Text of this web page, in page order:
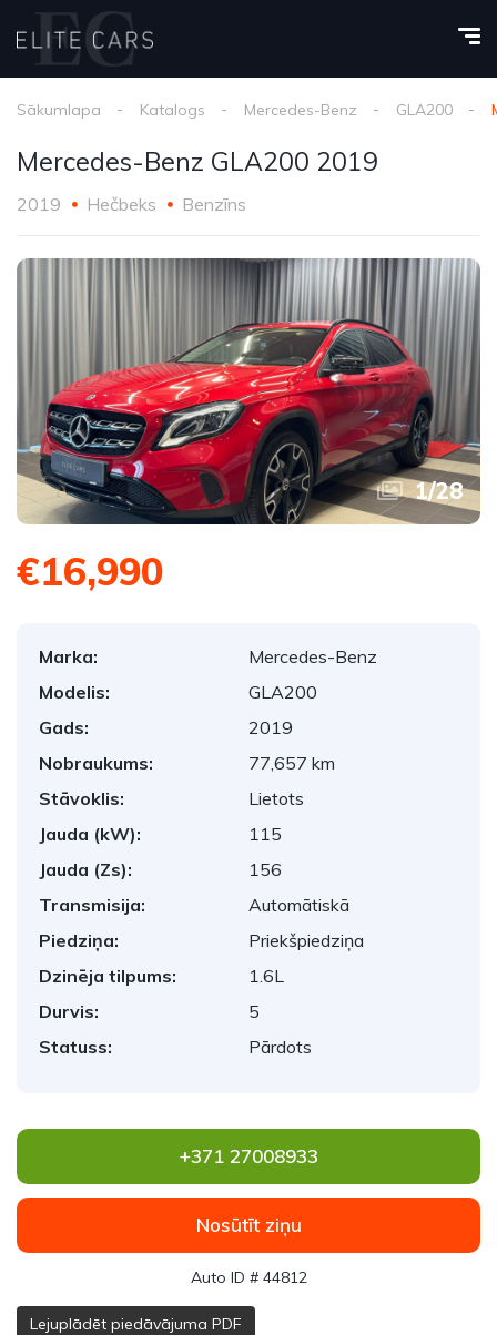
Sākumlapa Katalogs Mercedes-Benz GLA200
Mercedes-Benz GLA200 2019
2019 Hečbeks Benzīns
1/28
€16,990
Marka:
Mercedes-Benz
Modelis:
GLA200
Gads:
2019
Nobraukums:
77,657 km
Stāvoklis:
Lietots
Jauda (kW):
115
Jauda (Zs):
156
Transmisija:
Automātiskā
Piedziņa:
Priekšpiedziņa
Dzinēja tilpums:
1.6L
Durvis:
5
Statuss:
Pārdots
+371 27008933
Nosūtīt ziņu
Auto ID # 44812
Lejuplādēt piedāvājuma PDF